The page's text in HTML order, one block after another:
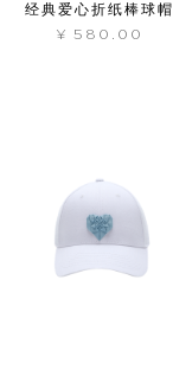
经典爱心折纸棒球帽
¥ 580.00